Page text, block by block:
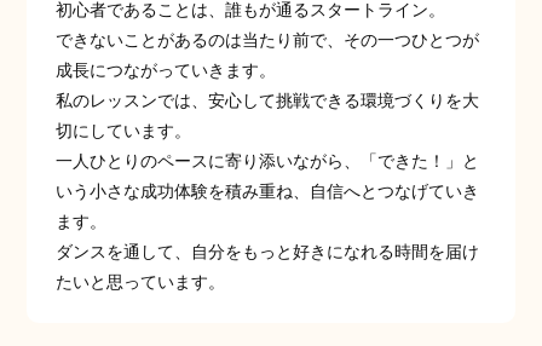
初心者であることは、誰もが通るスタートライン。
できないことがあるのは当たり前で、その一つひとつが
成長につながっていきます。
私のレッスンでは、安心して挑戦できる環境づくりを大
切にしています。
一人ひとりのペースに寄り添いながら、「できた！」と
いう小さな成功体験を積み重ね、自信へとつなげていき
ます。
ダンスを通して、自分をもっと好きになれる時間を届け
たいと思っています。